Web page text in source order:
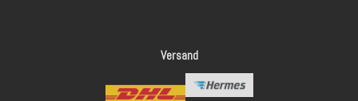
Versand